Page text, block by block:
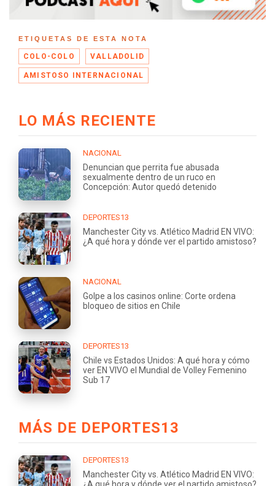
ETIQUETAS DE ESTA NOTA
COLO-COLO VALLADOLID
AMISTOSO INTERNACIONAL
LO MÁS RECIENTE
NACIONAL
Denuncian que perrita fue abusada
sexualmente dentro de un ruco en
Concepción: Autor quedó detenido
DEPORTES13
Manchester City vs. Atlético Madrid EN VIVO:
¿A qué hora y dónde ver el partido amistoso?
NACIONAL
Golpe a los casinos online: Corte ordena
bloqueo de sitios en Chile
DEPORTES13
Chile vs Estados Unidos: A qué hora y cómo
ver EN VIVO el Mundial de Volley Femenino
Sub 17
MÁS DE DEPORTES13
DEPORTES13
Manchester City vs. Atlético Madrid EN VIVO: